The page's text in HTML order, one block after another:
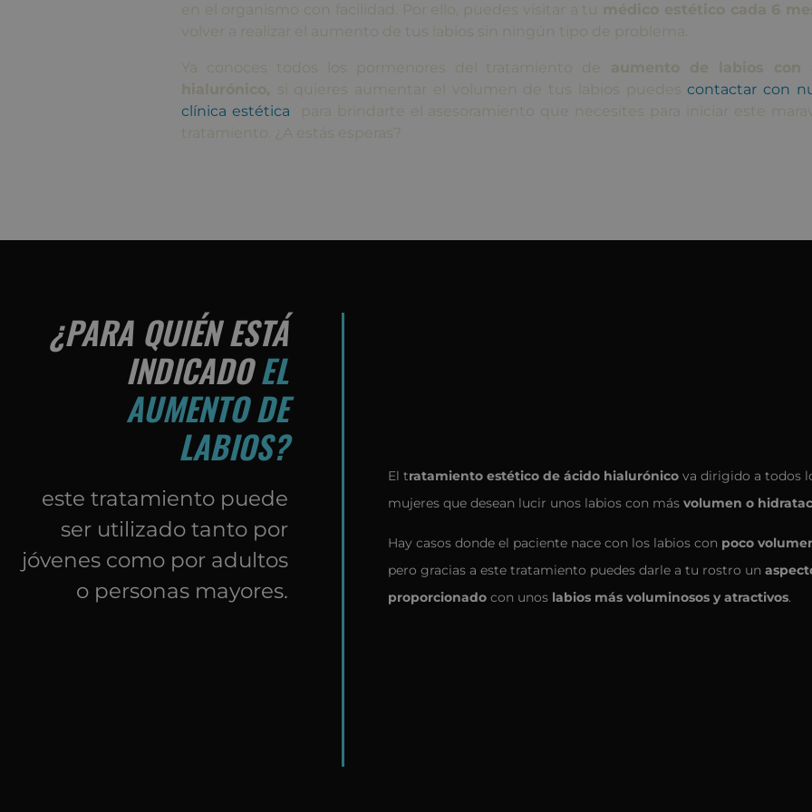
en el organismo con facilidad. Por ello, puedes visitar a tu médico estético cada 6
volver a realizar el aumento de tus labios sin ningún tipo de problema.
Ya conoces todos los pormenores del tratamiento de aumento de labios con
hialurónico, si quieres aumentar el volumen de tus labios puedescontactar con
clínica estética
para brindarte el asesoramiento que necesites para iniciar este
tratamiento. ¿A estás esperas?
¿PARA QUIÉN ESTÁ
INDICADO EL
AUMENTO DE
LABIOS?
este tratamiento puede
ser utilizado tanto por
jóvenes como por adultos
o personas mayores.
El tratamiento estético de ácido hialurónico va dirigido a todos
mujeres que desean lucir unos labios con más volumen o
Hay casos donde el paciente nace con los labios con poco
pero gracias a este tratamiento puedes darle a tu rostro un
proporcionadocon unos labios más voluminosos y atractivos.